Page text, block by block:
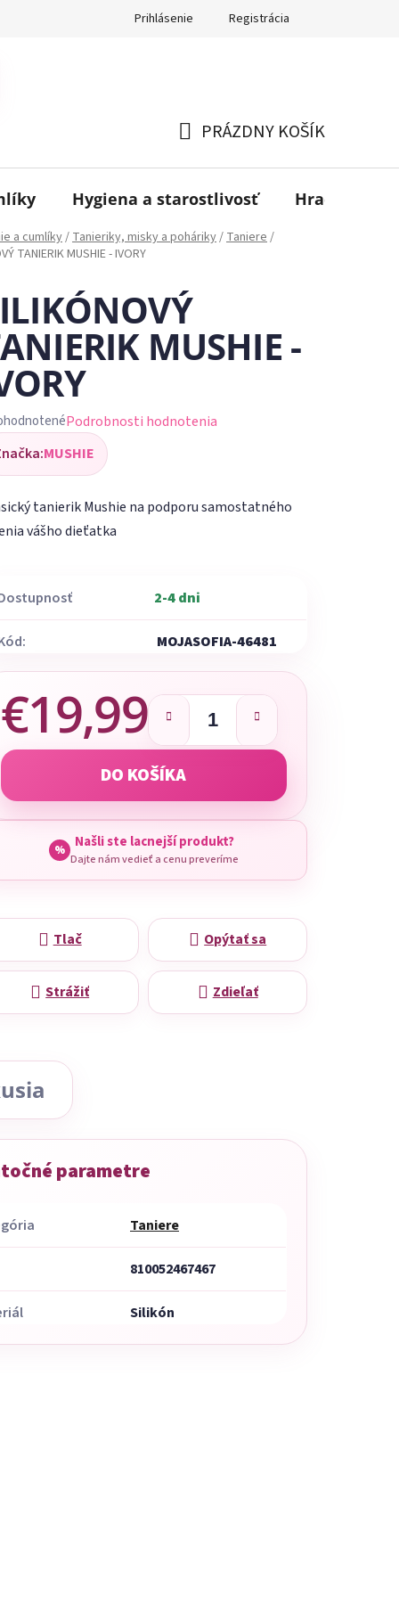
Prihlásenie Registrácia
KOŠÍK
PRÁZDNY KOŠÍK
Hygiena a starostlivosť Hračky
a cumlíky/Tanieriky, misky a poháriky/Taniere/
TANIERIK MUSHIE - IVORY
MUSHIE -
Podrobnosti hodnotenia
MUSHIE
tanierik Mushie na podporu samostatného
vášho dieťatka
2-4 dni
MOJASOFIA-46481
€19,99
Jednotková cena:
DO KOŠÍKA
% Našli ste lacnejší produkt?
Dajte nám vedieť a cenu preveríme
Tlač Opýtať sa
Strážiť Zdieľať
parametre
Taniere
810052467467
Silikón